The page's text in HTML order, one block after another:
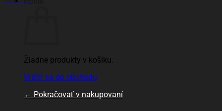
Žiadne produkty v košíku.
Vrátiť sa do obchodu
← Pokračovať v nakupovaní